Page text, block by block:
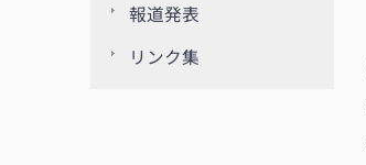
報道発表
リンク集